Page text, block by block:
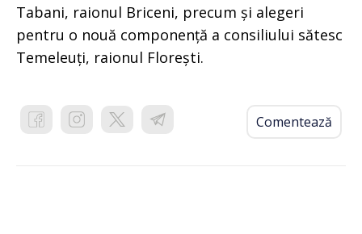
Tabani, raionul Briceni, precum și alegeri
pentru o nouă componență a consiliului sătesc
Temeleuți, raionul Florești.
Comentează